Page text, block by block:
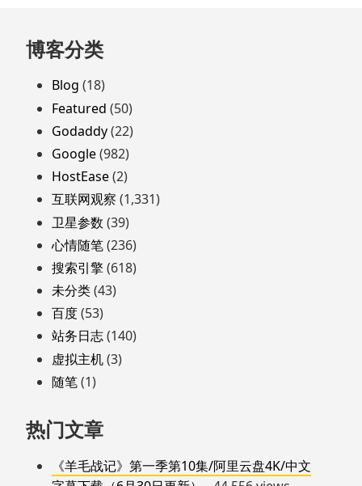
跳
至
页
脚
博客分类
Blog (18)
Featured (50)
Godaddy(22)
Google(982)
HostEase(2)
互联网观察 (1,331)
卫星参数 (39)
心情随笔(236)
搜索引擎(618)
未分类(43)
百度(53)
站务日志(140)
虚拟主机(3)
随笔(1)
热门文章
《羊毛战记》第一季第10集/阿里云盘4K/中文